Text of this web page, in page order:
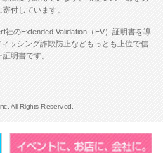
付しています。
社のExtended Validation（EV）証明書を導
ッシング詐欺防止などもっとも上位で信
明書です。
All Rights Reserved.